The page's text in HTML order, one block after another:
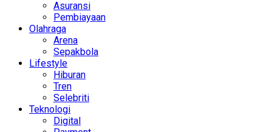
Asuransi
Pembiayaan
Olahraga
Arena
Sepakbola
Lifestyle
Hiburan
Tren
Selebriti
Teknologi
Digital